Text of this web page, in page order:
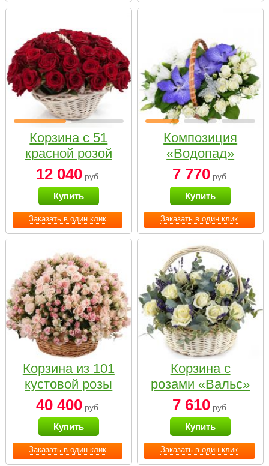
Заказать в один клик
Корзина с 51
красной розой
12 040 руб.
Купить
Заказать в один клик
Композиция
«Водопад»
7 770руб.
Купить
Заказать в один клик
Корзина из 101
кустовой розы
нежных тонов
40 400 руб.
Купить
Заказать в один клик
Корзина с
розами «Вальс»
7 610руб.
Купить